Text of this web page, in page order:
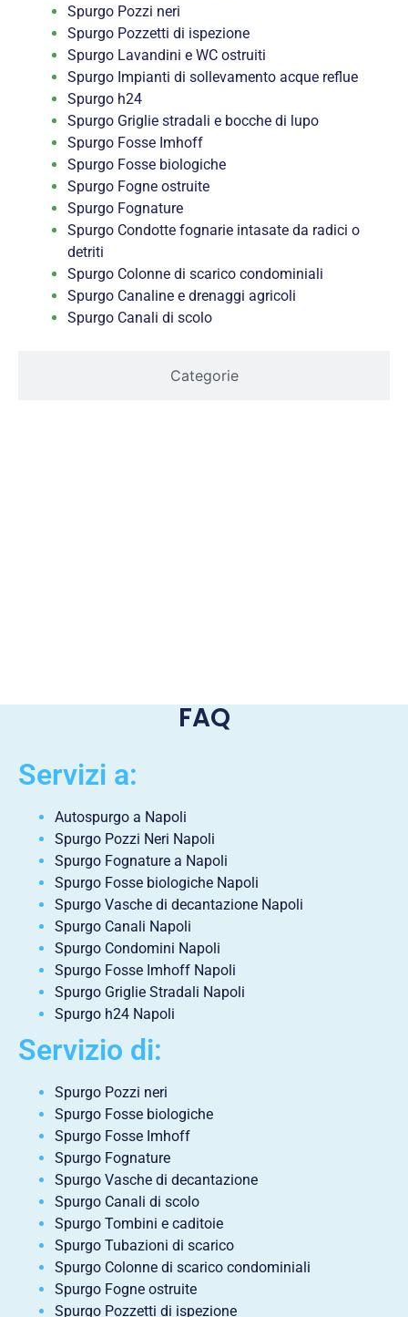
Categorie
Spurgo Pozzi neri
Spurgo Pozzetti di ispezione
Spurgo Lavandini e WC ostruiti
Spurgo Impianti di sollevamento acque reflue
Spurgo h24
Spurgo Griglie stradali e bocche di lupo
Spurgo Fosse Imhoff
Spurgo Fosse biologiche
Spurgo Fogne ostruite
Spurgo Fognature
Spurgo Condotte fognarie intasate da radici o
detriti
Spurgo Colonne di scarico condominiali
Spurgo Canaline e drenaggi agricoli
Spurgo Canali di scolo
FAQ
Servizi a:
Autospurgo a Napoli
Spurgo Pozzi Neri Napoli
Spurgo Fognature a Napoli
Spurgo Fosse biologiche Napoli
Spurgo Vasche di decantazione Napoli
Spurgo Canali Napoli
Spurgo Condomini Napoli
Spurgo Fosse Imhoff Napoli
Spurgo Griglie Stradali Napoli
Spurgo h24 Napoli
Servizio di:
Spurgo Pozzi neri
Spurgo Fosse biologiche
Spurgo Fosse Imhoff
Spurgo Fognature
Spurgo Vasche di decantazione
Spurgo Canali di scolo
Spurgo Tombini e caditoie
Spurgo Tubazioni di scarico
Spurgo Colonne di scarico condominiali
Spurgo Fogne ostruite
Spurgo Pozzetti di ispezione